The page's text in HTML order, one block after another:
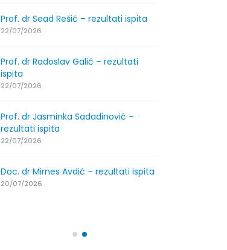
Prof. dr Sead Rešić – rezultati ispita
22/07/2026
Prof. dr Radoslav Galić – rezultati
ispita
22/07/2026
Prof. dr Jasminka Sadadinović –
rezultati ispita
22/07/2026
Doc. dr Mirnes Avdić – rezultati ispita
20/07/2026